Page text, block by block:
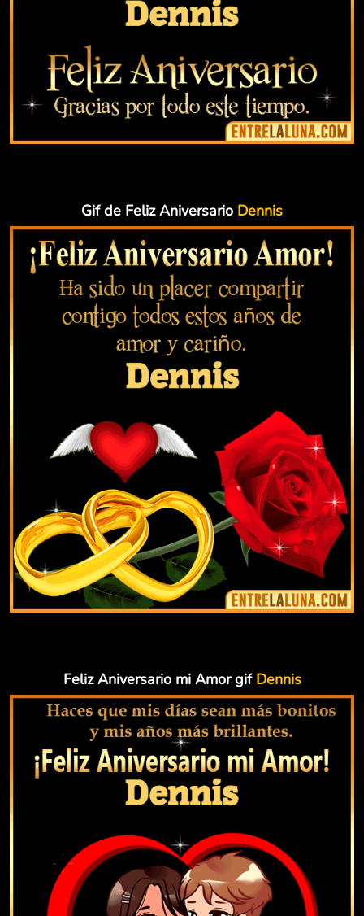
Gif de Feliz Aniversario Dennis
Feliz Aniversario mi Amor gif Dennis